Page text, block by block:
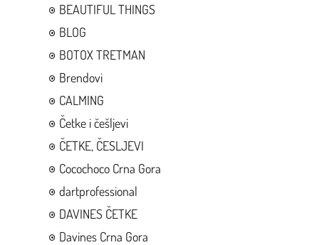
BEAUTIFUL THINGS
BLOG
BOTOX TRETMAN
Brendovi
CALMING
Četke i češljevi
ČETKE, ČESLJEVI
Cocochoco Crna Gora
dartprofessional
DAVINES ČETKE
Davines Crna Gora